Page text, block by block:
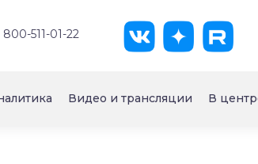
800-511-01-22
Видео и трансляции В